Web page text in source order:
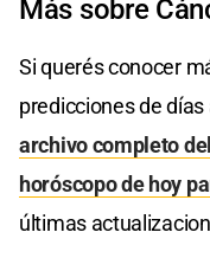
Más sobre
Si querés conocer
predicciones de
archivo completo
horóscopo de hoy
últimas